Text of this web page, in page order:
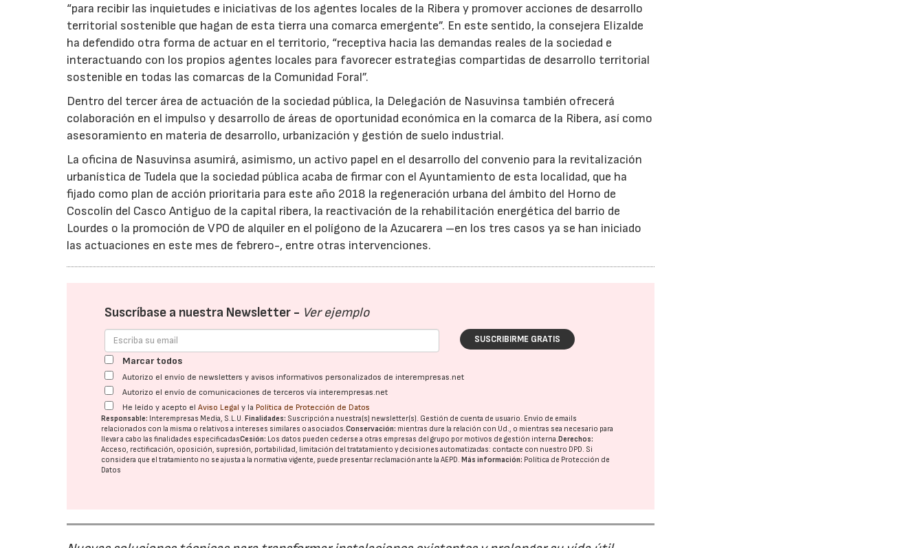
“para recibir las inquietudes e iniciativas de los agentes locales de la Ribera y promover acciones de desarrollo
territorial sostenible que hagan de esta tierra una comarca emergente”. En este sentido, la consejera Elizalde
ha defendido otra forma de actuar en el territorio, “receptiva hacia las demandas reales de la sociedad e
interactuando con los propios agentes locales para favorecer estrategias compartidas de desarrollo territorial
sostenible en todas las comarcas de la Comunidad Foral”.
Dentro del tercer área de actuación de la sociedad pública, la Delegación de Nasuvinsa también ofrecerá
colaboración en el impulso y desarrollo de áreas de oportunidad económica en la comarca de la Ribera, así como
asesoramiento en materia de desarrollo, urbanización y gestión de suelo industrial.
La oficina de Nasuvinsa asumirá, asimismo, un activo papel en el desarrollo del convenio para la revitalización
urbanística de Tudela que la sociedad pública acaba de firmar con el Ayuntamiento de esta localidad, que ha
fijado como plan de acción prioritaria para este año 2018 la regeneración urbana del ámbito del Horno de
Coscolín del Casco Antiguo de la capital ribera, la reactivación de la rehabilitación energética del barrio de
Lourdes o la promoción de VPO de alquiler en el polígono de la Azucarera –en los tres casos ya se han iniciado
las actuaciones en este mes de febrero-, entre otras intervenciones.
Suscríbase a nuestra Newsletter - Ver ejemplo
SUSCRIBIRME GRATIS
Marcar todos
Autorizo el envío de newsletters y avisos informativos personalizados de interempresas.net
Autorizo el envío de comunicaciones de terceros vía interempresas.net
He leído y acepto elAviso Legal y la Política de Protección de Datos
Responsable: Interempresas Media, S.L.U.Finalidades: Suscripción a nuestra(s) newsletter(s). Gestión de cuenta de usuario. Envío de emails
relacionados con la misma o relativos a intereses similares o asociados.Conservación: mientras dure la relación con Ud., o mientras sea necesario para
llevar a cabo las finalidades especificadasCesión: Los datos pueden cederse a otras empresas del grupo por motivos de gestión interna.Derechos:
Acceso, rectificación, oposición, supresión, portabilidad, limitación del tratatamiento y decisiones automatizadas: contacte con nuestro DPD. Si
considera que el tratamiento no se ajusta a la normativa vigente, puede presentar reclamación ante laAEPD.Más información: Política de Protección de
Datos